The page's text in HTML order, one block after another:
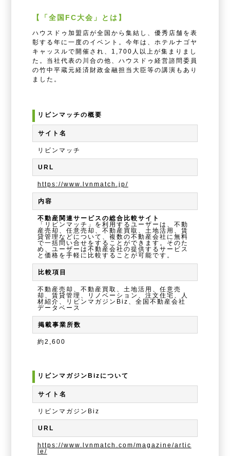
【「全国FC大会」とは】
ハウスドゥ加盟店が全国から集結し、優秀店舗を表
彰する年に一度のイベント。今年は、ホテルナゴヤ
キャッスルで開催され、1,700人以上が集まりまし
た。当社代表の川合の他、ハウスドゥ経営諮問委員
の竹中平蔵元経済財政金融担当大臣等の講演もあり
ました。
リビンマッチの概要
サイト名
リビンマッチ
URL
https://www.lvnmatch.jp/
内容
不動産関連サービスの総合比較サイト
「リビンマッチ」を利用するユーザーは、不動
産売却、任意売却、不動産買取、土地活用、賃
貸管理などについて、複数の不動産会社に無料
で一括問い合せをすることができます。そのた
め、ユーザーは不動産会社の提供するサービス
と価格を手軽に比較することが可能です。
比較項目
不動産売却、不動産買取、土地活用、任意売
却、賃貸管理、リノベーション、注文住宅、人
材紹介、リビンマガジンBiz、全国不動産会社
データベース
掲載事業所数
約2,600
リビンマガジンBizについて
サイト名
リビンマガジンBiz
URL
https://www.lvnmatch.com/magazine/artic
le/